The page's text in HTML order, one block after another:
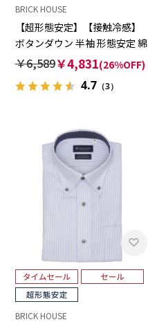
BRICK HOUSE
【超形態安定】【接触冷感】
ボタンダウン 半袖 形態安定 綿
100% ワイシャツ
￥6,589￥4,831(26%OFF)
4.7（3）
BRICK HOUSE